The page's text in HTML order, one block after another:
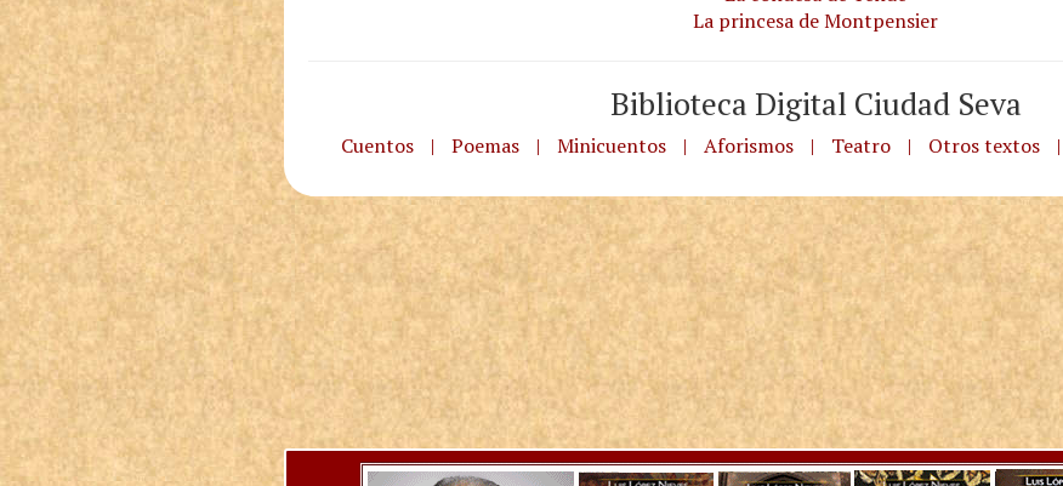
La princesa de Montpensier
Biblioteca Digital Ciudad Seva
Cuentos | Poemas | Minicuentos | Aforismos | Teatro | Otros textos |